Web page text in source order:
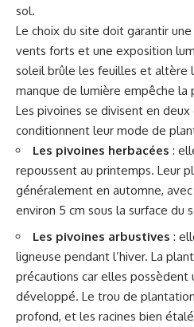
sol.
Le choix du site doit garantir
vents forts et une exposition
soleil brûle les feuilles et altère
manque de lumière empêche la
Les pivoines se divisent en
conditionnent leur mode de
Les pivoines herbacées :
repoussent au printemps. Leur
généralement en automne,
environ 5 cm sous la surface du
Les pivoines arbustives :
ligneuse pendant l’hiver. La
précautions car elles possèdent
développé. Le trou de
profond, et les racines bien